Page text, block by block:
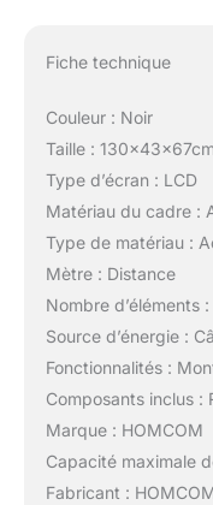
Fiche technique
Couleur : Noir
Taille : 130x43x67cm
Type d’écran : LCD
Matériau du cadre :
Type de matériau :
Mètre : Distance
Nombre d’éléments :
Source d’énergie :
Fonctionnalités :
Composants inclus :
Marque : HOMCOM
Capacité maximale
Fabricant :